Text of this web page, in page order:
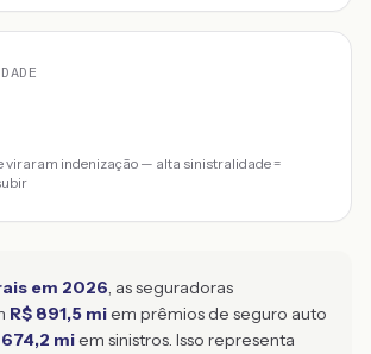
viraram indenização — alta sinistralidade =
em 2026, as seguradoras
R$ 891,5 mi em prêmios de seguro auto
674,2 mi em sinistros. Isso representa